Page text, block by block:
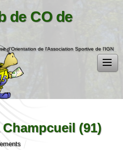
de CO de
d'Orientation de l'Association Sportive de l'IGN
(91)